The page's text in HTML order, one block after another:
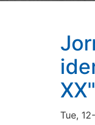
XX"
Tue,